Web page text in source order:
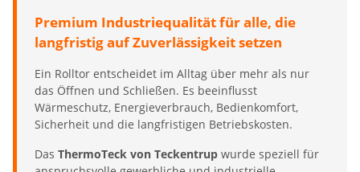
Premium Industriequalität für alle, die
langfristig auf Zuverlässigkeit setzen
Ein Rolltor entscheidet im Alltag über mehr als nur
das Öffnen und Schließen. Es beeinflusst
Wärmeschutz, Energieverbrauch, Bedienkomfort,
Sicherheit und die langfristigen Betriebskosten.
Das ThermoTeck von Teckentrup wurde speziell für